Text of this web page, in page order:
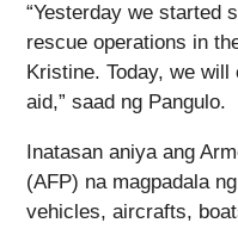
“Yesterday we started
rescue operations in
Kristine. Today, we
aid,” saad ng Pangulo.
Inatasan aniya ang
(AFP) na magpadala
vehicles, aircrafts,